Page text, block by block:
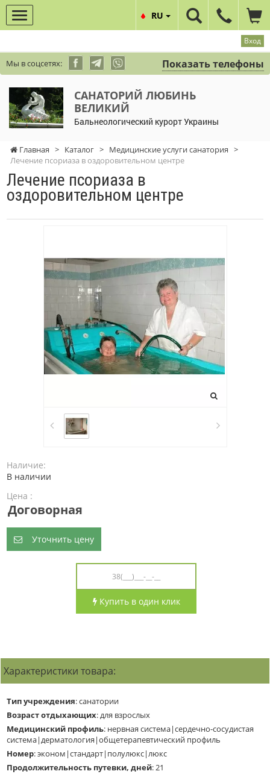
Вход
Мы в соцсетях: Показать телефоны
САНАТОРИЙ ЛЮБИНЬ
ВЕЛИКИЙ
Бальнеологический курорт Украины
RU
Главная > Каталог > Медицинские услуги санатория >
Лечение псориаза в оздоровительном центре
Лечение псориаза в
оздоровительном центре
Наличие:
В наличии
Цена :
Договорная
Уточнить цену
Купить в один клик
Характеристики товара:
Тип учреждения:санатории
Возраст отдыхающих: для взрослых
Медицинский профиль: нервная система|сердечно-сосудистая
система|дерматология|общетерапевтический профиль
Номер:эконом|стандарт|полулюкс|люкс
Продолжительность путевки, дней: 21